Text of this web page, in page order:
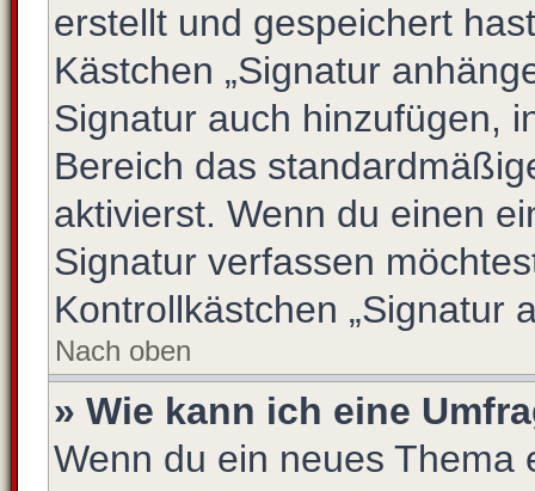
erstellt und gespeichert
Kästchen „Signatur
Signatur auch hinzufügen,
Bereich das
aktivierst. Wenn du einen
Signatur verfassen
Kontrollkästchen „Signatur
Nach oben
» Wie kann ich eine
Wenn du ein neues Thema